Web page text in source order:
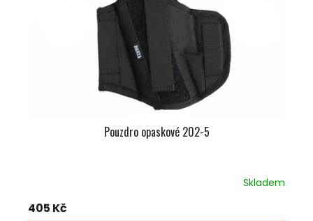
Pouzdro opaskové 202-5
Skladem
405 Kč